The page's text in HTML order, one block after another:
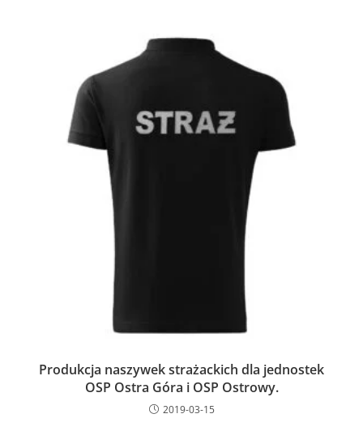
Produkcja naszywek strażackich dla jednostek
OSP Ostra Góra i OSP Ostrowy.
2019-03-15